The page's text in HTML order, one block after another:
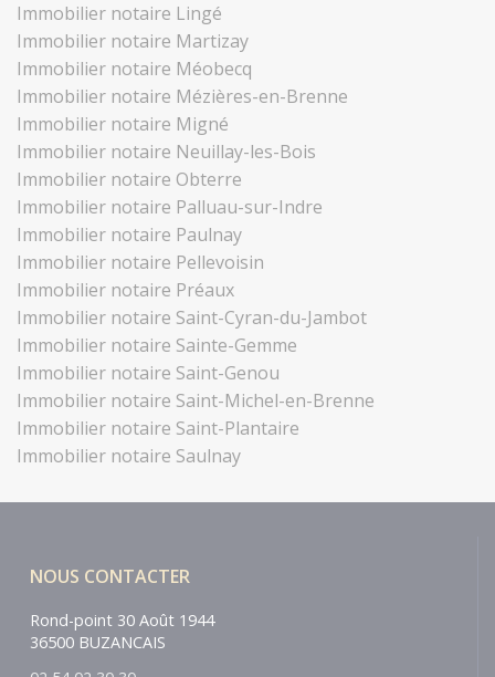
Immobilier notaire Lingé
Immobilier notaire Martizay
Immobilier notaire Méobecq
Immobilier notaire Mézières-en-Brenne
Immobilier notaire Migné
Immobilier notaire Neuillay-les-Bois
Immobilier notaire Obterre
Immobilier notaire Palluau-sur-Indre
Immobilier notaire Paulnay
Immobilier notaire Pellevoisin
Immobilier notaire Préaux
Immobilier notaire Saint-Cyran-du-Jambot
Immobilier notaire Sainte-Gemme
Immobilier notaire Saint-Genou
Immobilier notaire Saint-Michel-en-Brenne
Immobilier notaire Saint-Plantaire
Immobilier notaire Saulnay
NOUS CONTACTER
Rond-point 30 Août 1944
36500 BUZANCAIS